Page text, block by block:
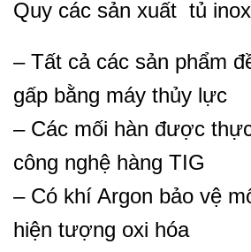
Quy các sản xuất tủ
– Tất cả các sản phẩm
gấp bằng máy thủy lực
– Các mối hàn được
công nghệ hàng TIG
– Có khí Argon bảo vệ
hiện tượng oxi hóa